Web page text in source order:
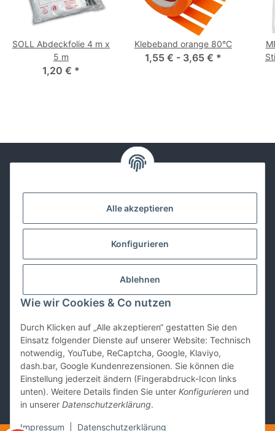
Alle akzeptieren
Konfigurieren
Ablehnen
Wie wir Cookies & Co nutzen
Durch Klicken auf „Alle akzeptieren“ gestatten Sie den
Einsatz folgender Dienste auf unserer Website: Technisch
notwendig, YouTube, ReCaptcha, Google, Klaviyo,
dash.bar, Google Kundenrezensionen. Sie können die
Einstellung jederzeit ändern (Fingerabdruck-Icon links
unten). Weitere Details finden Sie unter Konfigurieren und
in unserer Datenschutzerklärung.
Impressum Datenschutzerklärung
SOLL Abdeckfolie 4 m x
5 m
1,20 € *
Klebeband orange 80°C
1,55 € - 3,65 € *
Lackwissen
Vertrag widerrufen
* Alle Preise inkl. gesetzlicher USt., zzgl.Versand